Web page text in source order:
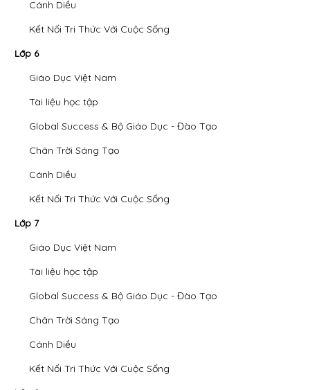
Cánh Diều
Kết Nối Tri Thức Với Cuộc Sống
Lớp 6
Giáo Dục Việt Nam
Tài liệu học tập
Global Success & Bộ Giáo Dục - Đào Tạo
Chân Trời Sáng Tạo
Cánh Diều
Kết Nối Tri Thức Với Cuộc Sống
Lớp 7
Giáo Dục Việt Nam
Tài liệu học tập
Global Success & Bộ Giáo Dục - Đào Tạo
Chân Trời Sáng Tạo
Cánh Diều
Kết Nối Tri Thức Với Cuộc Sống